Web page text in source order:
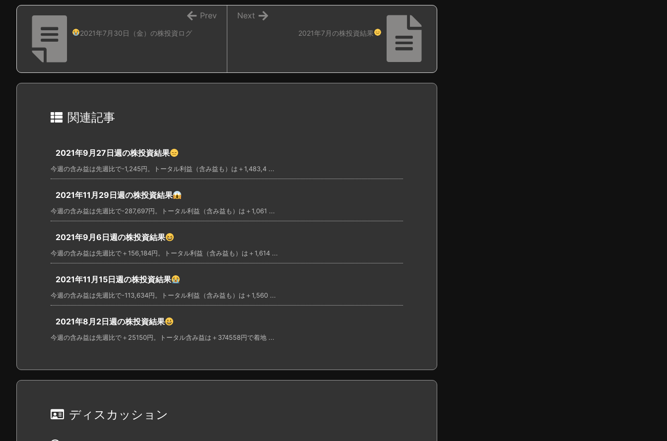
2021年7月の株投資結果
Next
2021年7月30日（金）の株投資ログ
Prev
関連記事
2021年9月27日週の株投資結果
今週の含み益は先週比で-1,245円。トータル利益（含み益も）は＋1,483,4 ...
2021年11月29日週の株投資結果
今週の含み益は先週比で-287,697円。トータル利益（含み益も）は＋1,061 ...
2021年9月6日週の株投資結果
今週の含み益は先週比で＋156,184円。トータル利益（含み益も）は＋1,614 ...
2021年11月15日週の株投資結果
今週の含み益は先週比で-113,634円。トータル利益（含み益も）は＋1,560 ...
2021年8月2日週の株投資結果
今週の含み益は先週比で＋25150円。トータル含み益は＋374558円で着地 ...
ディスカッション